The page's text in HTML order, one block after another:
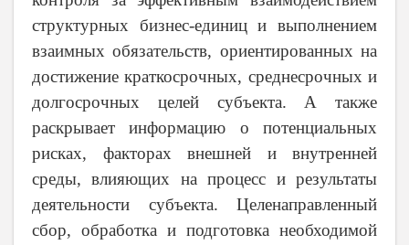
структурных бизнес-единиц и выполнением
взаимных обязательств, ориентированных на
достижение краткосрочных, среднесрочных и
долгосрочных целей субъекта. А также
раскрывает информацию о потенциальных
рисках, факторах внешней и внутренней
среды, влияющих на процесс и результаты
деятельности субъекта. Целенаправленный
сбор, обработка и подготовка необходимой